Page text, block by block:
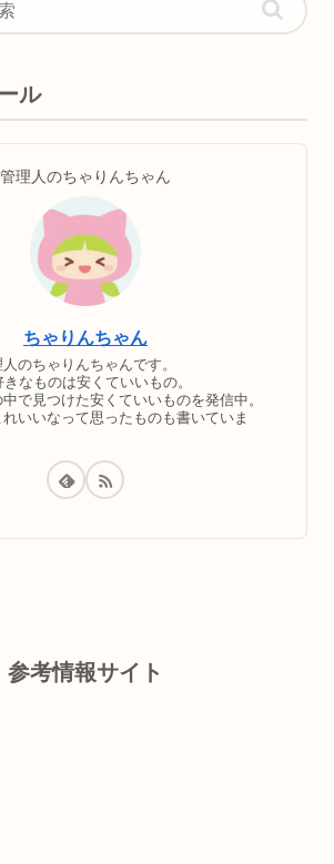
ル
管理人のちゃりんちゃん
ちゃりんちゃん
のちゃりんちゃんです。
なものは安くていいもの。
で見つけた安くていいものを発信中。
いいなって思ったものも書いていま
参考情報サイト